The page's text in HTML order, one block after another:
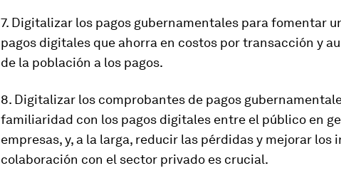
7. Digitalizar los pagos gubernamentales para fomentar
pagos digitales que ahorra en costos por transacción y
de la población a los pagos.
8. Digitalizar los comprobantes de pagos
familiaridad con los pagos digitales entre el público en
empresas, y, a la larga, reducir las pérdidas y mejorar los
colaboración con el sector privado es crucial.